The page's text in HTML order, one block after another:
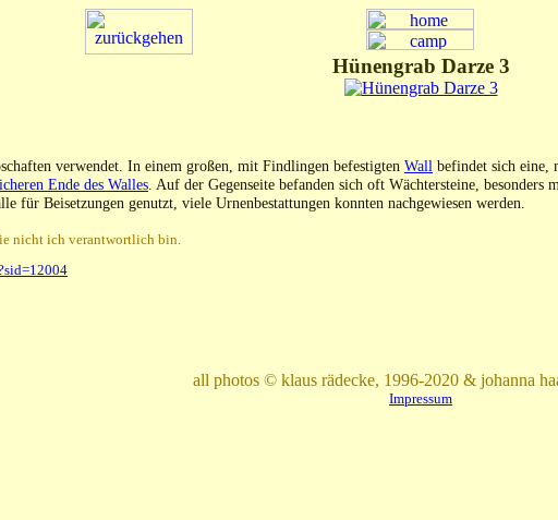
Hünengrab Darze 3
verwendet. In einem großen, mit Findlingen befestigten Wall befindet sich eine,
Ende des Walles . Auf der Gegenseite befanden sich oft Wächtersteine, besonders
für Beisetzungen genutzt, viele Urnenbestattungen konnten nachgewiesen werden.
nicht ich verantwortlich bin.
all photos © klaus rädecke, 1996-2020 & johanna
Impressum